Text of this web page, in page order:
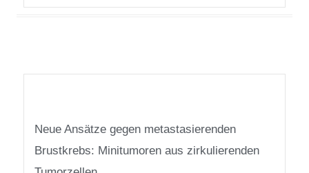
Neue Ansätze gegen metastasierenden
Brustkrebs: Minitumoren aus zirkulierenden